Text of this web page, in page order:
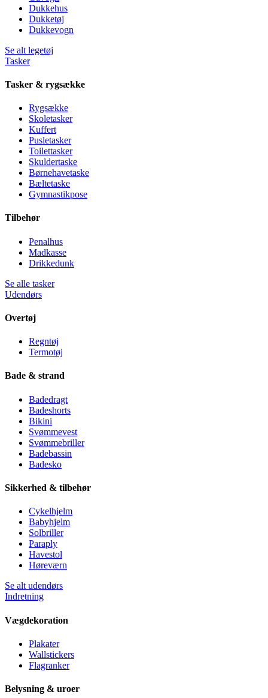
Dukkehus
Dukketøj
Dukkevogn
Se alt legetøj
Tasker
Tasker & rygsække
Rygsække
Skoletasker
Kuffert
Pusletasker
Toilettasker
Skuldertaske
Børnehavetaske
Bæltetaske
Gymnastikpose
Tilbehør
Penalhus
Madkasse
Drikkedunk
Se alle tasker
Udendørs
Overtøj
Regntøj
Termotøj
Bade & strand
Badedragt
Badeshorts
Bikini
Svømmevest
Svømmebriller
Badebassin
Badesko
Sikkerhed & tilbehør
Cykelhjelm
Babyhjelm
Solbriller
Paraply
Havestol
Høreværn
Se alt udendørs
Indretning
Vægdekoration
Plakater
Wallstickers
Flagranker
Belysning & uroer